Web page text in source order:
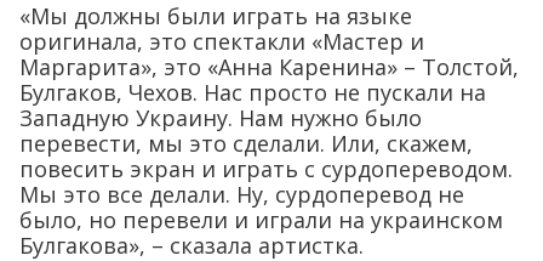
«Мы должны были играть на языке
оригинала, это спектакли «Мастер и
Маргарита», это «Анна Каренина» – Толстой,
Булгаков, Чехов. Нас просто не пускали на
Западную Украину. Нам нужно было
перевести, мы это сделали. Или, скажем,
повесить экран и играть с сурдопереводом.
Мы это все делали. Ну, сурдоперевод не
было, но перевели и играли на украинском
Булгакова», – сказала артистка.